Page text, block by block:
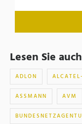
Lesen Sie
ADLON
ASSMANN AVM